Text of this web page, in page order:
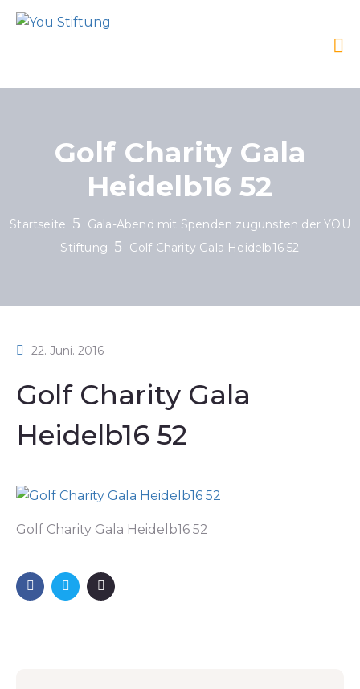
Golf Charity Gala
Heidelb16 52
Startseite
Gala-Abend mit Spenden zugunsten der YOU
Stiftung
Golf Charity Gala Heidelb16 52
22. Juni. 2016
Golf Charity Gala
Heidelb16 52
Golf Charity Gala Heidelb16 52